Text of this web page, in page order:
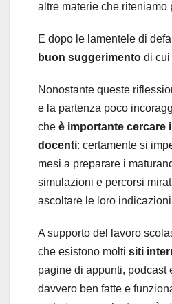
altre materie che riteniamo
E dopo le lamentele di
buon suggerimento di cui
Nonostante queste
e la partenza poco
che è importante cercare
docenti: certamente si
mesi a preparare i
simulazioni e percorsi
ascoltare le loro
A supporto del lavoro
che esistono molti siti
pagine di appunti, podcast
davvero ben fatte e